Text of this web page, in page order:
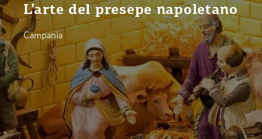
L’arte del presepe napoletano
Campania